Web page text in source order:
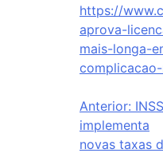
https://
aprova-
mais-longa-
Anterior: INSS
implementa
novas taxas